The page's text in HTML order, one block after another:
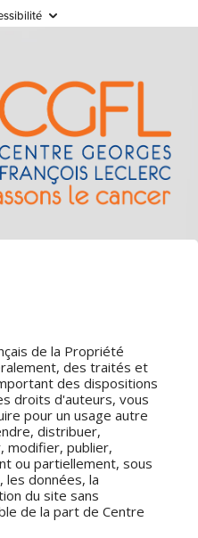
de la Propriété
des traités et
des dispositions
droits d'auteurs, vous
pour un usage autre
distribuer,
modifier, publier,
ou partiellement, sous
les données, la
du site sans
de la part de Centre